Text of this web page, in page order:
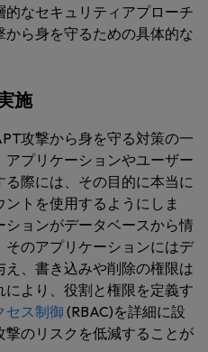
なセキュリティアプローチ
ら身を守るための具体的な
施
攻撃から身を守る対策の一
プリケーションやユーザー
際には、その目的に本当に
トを使用するようにしま
ョンがデータベースから情
のアプリケーションにはデ
、書き込みや削除の権限は
より、役割と権限を定義す
セス制御 (RBAC)を詳細に設
のリスクを低減することが